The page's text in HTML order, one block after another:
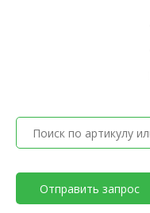
Отправить запрос